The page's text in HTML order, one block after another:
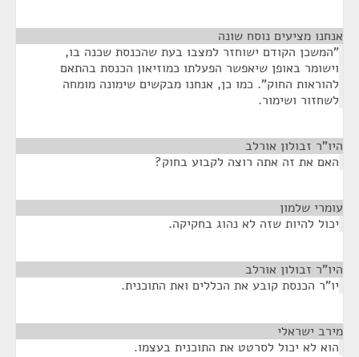
אנחנו מציעים נוסח שונה
"המשכן הקודם ישוחזר למצבו בעת שהכנסת שכנה בו,
וישומר באופן שיאפשר הפעלתו כמוזיאון הכנסת בהתאם
להוראות החוק". כמו כן, אנחנו מבקשים שימונה מומחה
לשחזור ושימור.
היו"ר זבולון אורלב
האם את זה אתה רוצה לקבוע בחוק?
עומרי שלמון
יכול להיות שזה לא נהוג בחקיקה.
היו"ר זבולון אורלב
יו"ר הכנסת קובע את הכללים ואת התוכנית.
מירב ישראלי
הוא לא יכול לסרטט את התוכנית בעצמו.